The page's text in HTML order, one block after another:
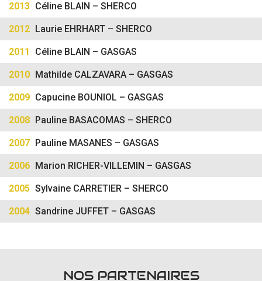
2013 Céline BLAIN – SHERCO
2012 Laurie EHRHART – SHERCO
2011 Céline BLAIN – GASGAS
2010 Mathilde CALZAVARA – GASGAS
2009 Capucine BOUNIOL – GASGAS
2008 Pauline BASACOMAS – SHERCO
2007 Pauline MASANES – GASGAS
2006 Marion RICHER-VILLEMIN – GASGAS
2005 Sylvaine CARRETIER – SHERCO
2004 Sandrine JUFFET – GASGAS
NOS PARTENAIRES